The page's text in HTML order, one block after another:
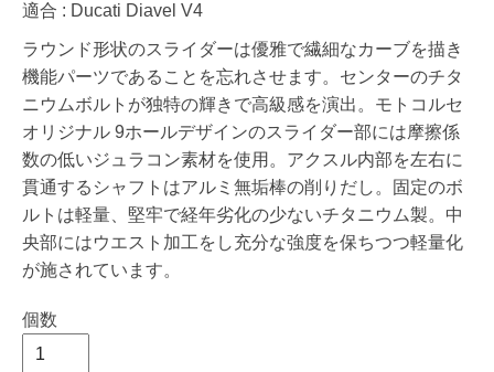
適合 : Ducati Diavel V4
ラウンド形状のスライダーは優雅で繊細なカーブを描き
機能パーツであることを忘れさせます。センターのチタ
ニウムボルトが独特の輝きで高級感を演出。モトコルセ
オリジナル 9ホールデザインのスライダー部には摩擦係
数の低いジュラコン素材を使用。アクスル内部を左右に
貫通するシャフトはアルミ無垢棒の削りだし。固定のボ
ルトは軽量、堅牢で経年劣化の少ないチタニウム製。中
央部にはウエスト加工をし充分な強度を保ちつつ軽量化
が施されています。
個数